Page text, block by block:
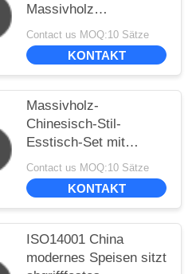
Massivholz
Schreibtisch
Bücherstühle
Bücherregal und
Contact us MOQ:10 Sätze
KONTAKT
Massivholz-
Chinesisch-Stil-
Esstisch-Set mit
Drehtisch 12 Stühle
und 2 Weinschränke
Contact us MOQ:10 Sätze
KONTAKT
ISO14001 China
modernes Speisen sitzt